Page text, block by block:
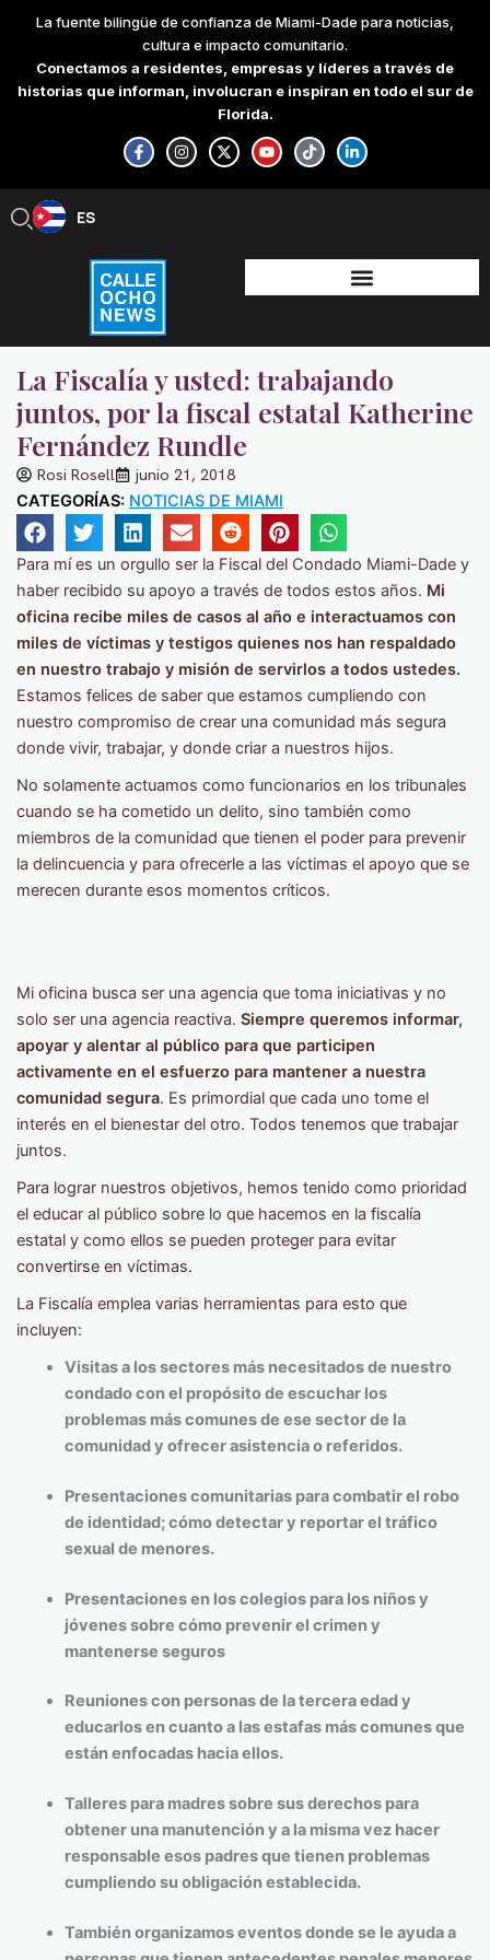
content
La fuente bilingüe de confianza de Miami-Dade para noticias,
cultura e impacto comunitario.
Conectamos a residentes, empresas y líderes a través de
historias que informan, involucran e inspiran en todo el sur de
Florida.
F
a
c
e
-
f
I
n
s
t
X
-
t
w
Y
o
u
t
T
i
k
t
L
i
n
k
-
i
n
ES
EN
La Fiscalía y usted: trabajando
juntos, por la fiscal estatal Katherine
Fernández Rundle
Rosi Rosell junio 21, 2018
CATEGORÍAS: NOTICIAS DE MIAMI
Para mí es un orgullo ser la Fiscal del Condado Miami-Dade y
haber recibido su apoyo a través de todos estos años. Mi
oficina recibe miles de casos al año e interactuamos con
miles de víctimas y testigos quienes nos han respaldado
en nuestro trabajo y misión de servirlos a todos ustedes.
Estamos felices de saber que estamos cumpliendo con
nuestro compromiso de crear una comunidad más segura
donde vivir, trabajar, y donde criar a nuestros hijos.
No solamente actuamos como funcionarios en los tribunales
cuando se ha cometido un delito, sino también como
miembros de la comunidad que tienen el poder para prevenir
la delincuencia y para ofrecerle a las víctimas el apoyo que se
merecen durante esos momentos críticos.
Mi oficina busca ser una agencia que toma iniciativas y no
solo ser una agencia reactiva. Siempre queremos informar,
apoyar y alentar al público para que participen
activamente en el esfuerzo para mantener a nuestra
comunidad segura. Es primordial que cada uno tome el
interés en el bienestar del otro. Todos tenemos que trabajar
juntos.
Para lograr nuestros objetivos, hemos tenido como prioridad
el educar al público sobre lo que hacemos en la fiscalía
estatal y como ellos se pueden proteger para evitar
convertirse en víctimas.
La Fiscalía emplea varias herramientas para esto que
incluyen:
Visitas a los sectores más necesitados de nuestro
condado con el propósito de escuchar los
problemas más comunes de ese sector de la
comunidad y ofrecer asistencia o referidos.
Presentaciones comunitarias para combatir el robo
de identidad; cómo detectar y reportar el tráfico
sexual de menores.
Presentaciones en los colegios para los niños y
jóvenes sobre cómo prevenir el crimen y
mantenerse seguros
Reuniones con personas de la tercera edad y
educarlos en cuanto a las estafas más comunes que
están enfocadas hacia ellos.
Talleres para madres sobre sus derechos para
obtener una manutención y a la misma vez hacer
responsable esos padres que tienen problemas
cumpliendo su obligación establecida.
También organizamos eventos donde se le ayuda a